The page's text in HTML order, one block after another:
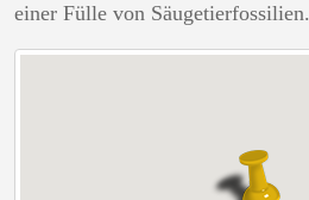
einer Fülle von Säugetierfossilien.